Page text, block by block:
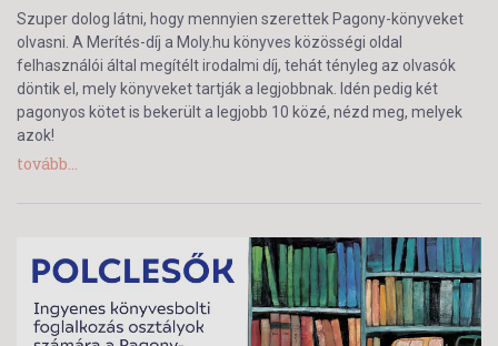
Szuper dolog látni, hogy mennyien szerettek Pagony-könyveket
olvasni. A Merítés-díj a Moly.hu könyves közösségi oldal
felhasználói által megítélt irodalmi díj, tehát tényleg az olvasók
döntik el, mely könyveket tartják a legjobbnak. Idén pedig két
pagonyos kötet is bekerült a legjobb 10 közé, nézd meg, melyek
azok!
tovább...